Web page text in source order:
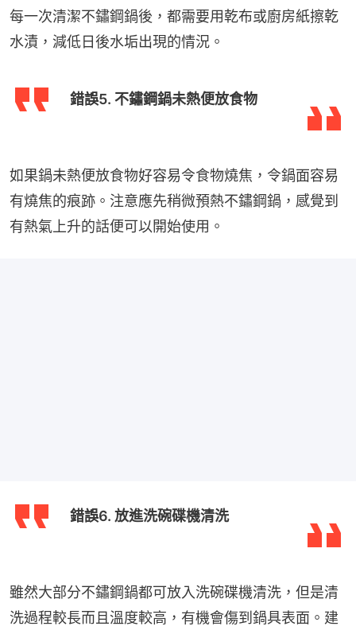
每一次清潔不鏽鋼鍋後，都需要用乾布或廚房紙擦乾
水漬，減低日後水垢出現的情況。
錯誤5. 不鏽鋼鍋未熱便放食物
如果鍋未熱便放食物好容易令食物燒焦，令鍋面容易
有燒焦的痕跡。注意應先稍微預熱不鏽鋼鍋，感覺到
有熱氣上升的話便可以開始使用。
錯誤6. 放進洗碗碟機清洗
雖然大部分不鏽鋼鍋都可放入洗碗碟機清洗，但是清
洗過程較長而且溫度較高，有機會傷到鍋具表面。建